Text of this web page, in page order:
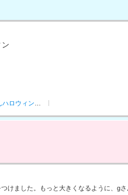
けました。もっと大きくなるように、g